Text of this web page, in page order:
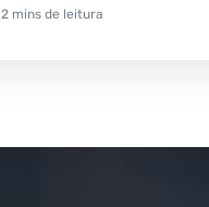
2 mins de leitura